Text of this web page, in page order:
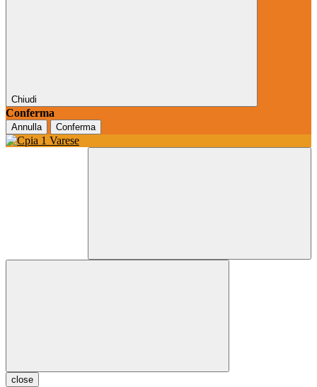
Chiudi
Conferma
Annulla Conferma
close